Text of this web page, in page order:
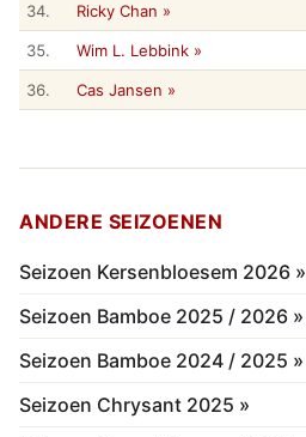
34. Ricky Chan »
35. Wim L. Lebbink »
36. Cas Jansen »
ANDERE SEIZOENEN
Seizoen Kersenbloesem 2026 »
Seizoen Bamboe 2025 / 2026 »
Seizoen Bamboe 2024 / 2025 »
Seizoen Chrysant 2025 »